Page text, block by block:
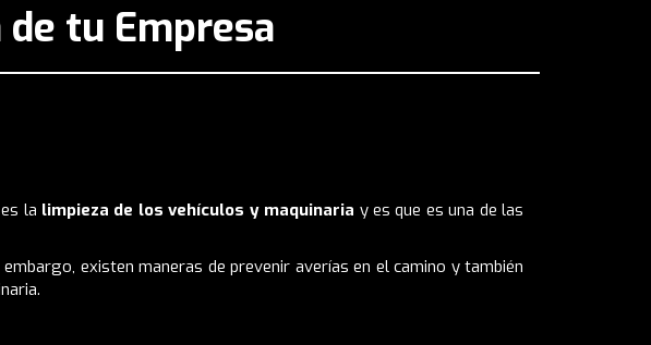
tu Empresa
la limpieza de los vehículos y maquinaria y es que es una de las
embargo, existenmaneras de prevenir averías en el camino y también